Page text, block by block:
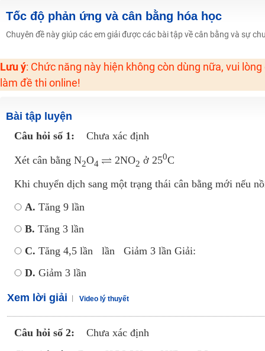
Học online lớp 2 với thầy cô giáo giỏi, nổi tiếng
2K6! Lộ Trình Sun 2024 - Ba bước luyện thi TN THPT - ĐH ít nhất 25 điểm
Khuyến Mãi Khoá Học 1K Chỉ Từ 11-13/09/2024
Đồng giá khóa học 499K - 399K (13/11-15/11)
Khai giảng khóa Ngữ văn 7 - xây nền vững chắc cho tương lai!
Luyện thi vào lớp 10 môn Toán, Văn, Hóa, Anh, Lý với giáo viên giỏi và nổi
Tốc độ phản ứng và cân bằng hóa học
Chuyên đề này giúp các em giải được các bài tập về cân bằng và sự
Lưu ý: Chức năng này hiện không còn dùng nữa, vui
làm đề thi online!
Bài tập luyện
Câu hỏi số 1:
Chưa xác định
Xét cân bằng N2O4 2NO2 ở 250C
Khi chuyển dịch sang một trạng thái cân bằng mới nếu
A. Tăng 9 lần
B. Tăng 3 lần
C. Tăng 4,5 lần lần Giảm 3 lần Giải:
D. Giảm 3 lần
Xem lời giải Video lý thuyết
Câu hỏi số 2:
Chưa xác định